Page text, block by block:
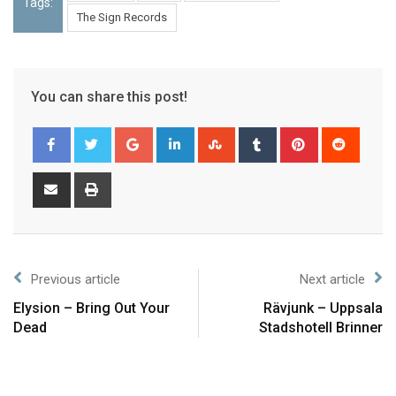
The Sign Records
You can share this post!
Previous article
Elysion – Bring Out Your
Dead
Next article
Rävjunk – Uppsala
Stadshotell Brinner